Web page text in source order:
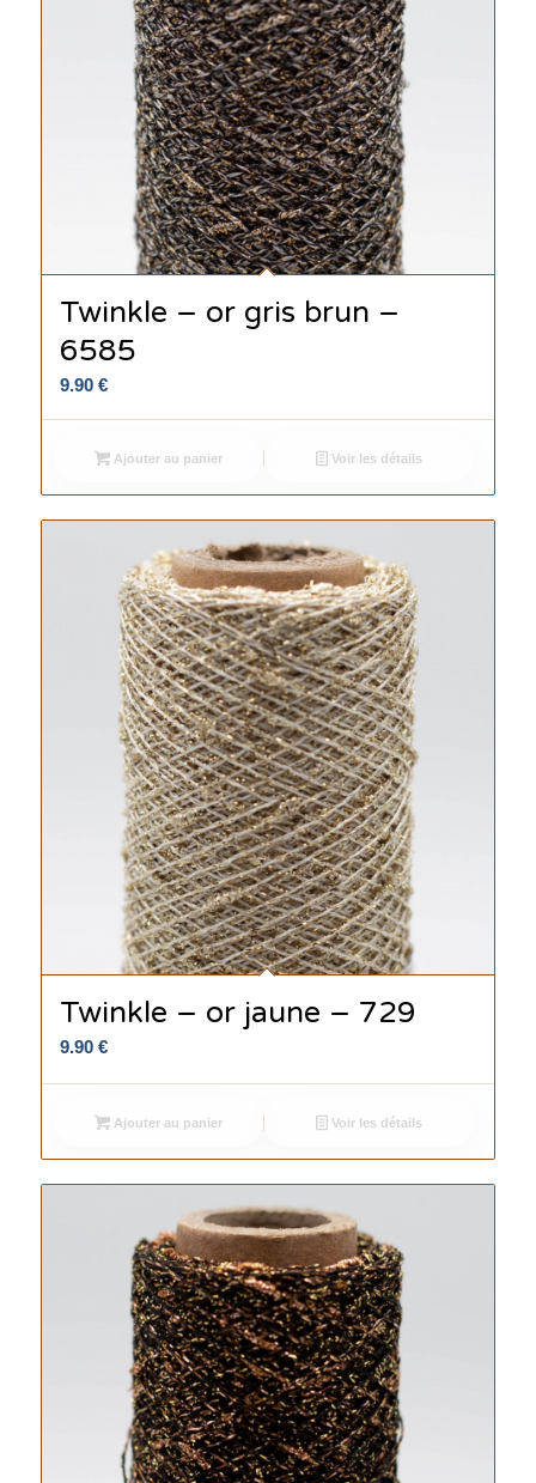
Twinkle – or gris brun –
6585
9.90 €
Ajouter au panier Voir les détails
Twinkle – or jaune – 729
9.90 €
Ajouter au panier Voir les détails